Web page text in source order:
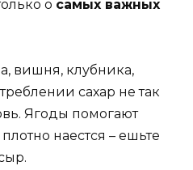
о самых важных
вишня, клубника,
сахар не так
Ягоды помогают
наестся – ешьте